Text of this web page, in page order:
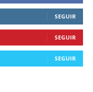
SEGUIR
SEGUIR
SEGUIR